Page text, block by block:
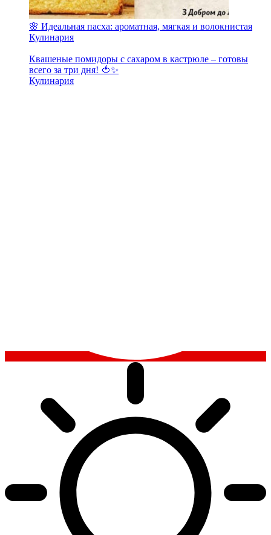
🌸 Идеальная пасха: ароматная, мягкая и волокнистая
Кулинария
Квашеные помидоры с сахаром в кастрюле – готовы
всего за три дня! 🍅✨
Кулинария